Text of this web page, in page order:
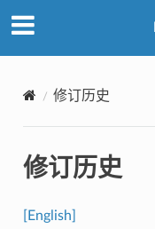
修订历史
修订历史
[English]